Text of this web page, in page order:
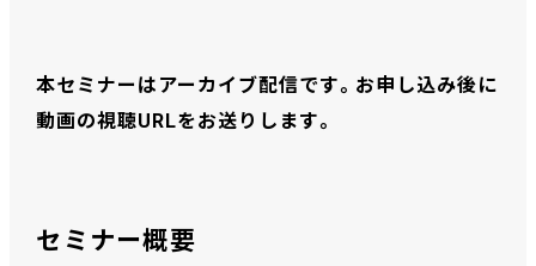
本セミナーはアーカイブ配信です。お申し込み後に
動画の視聴URLをお送りします。
セミナー概要